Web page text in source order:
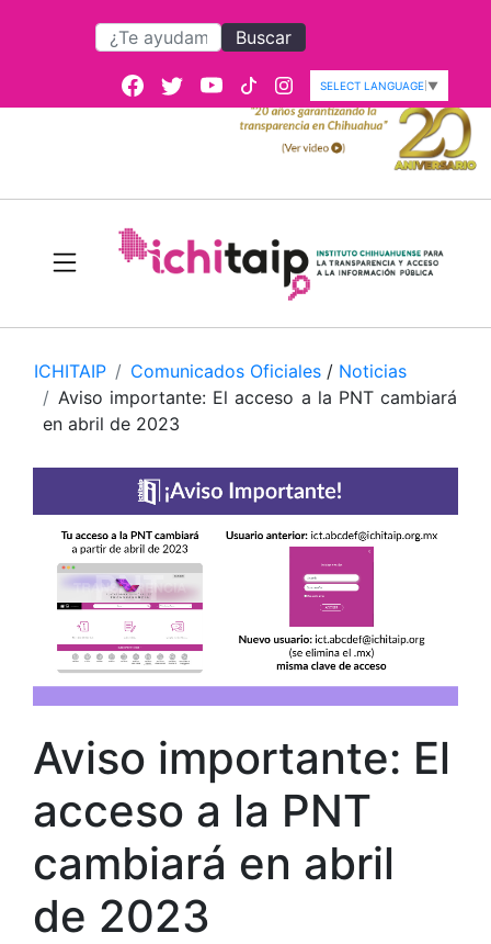
Buscar
SELECT LANGUAGE ▼
ICHITAIP Comunicados Oficiales / Noticias
Aviso importante: El acceso a la PNT cambiará
en abril de 2023
Aviso importante: El
acceso a la PNT
cambiará en abril
de 2023